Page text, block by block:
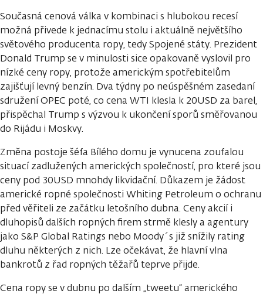
Současná cenová válka v kombinaci s hlubokou recesí
možná přivede k jednacímu stolu i aktuálně největšího
světového producenta ropy, tedy Spojené státy. Prezident
Donald Trump se v minulosti sice opakovaně vyslovil pro
nízké ceny ropy, protože americkým spotřebitelům
zajišťují levný benzín. Dva týdny po neúspěšném zasedaní
sdružení OPEC poté, co cena WTI klesla k 20USD za barel,
přispěchal Trump s výzvou k ukončení sporů směřovanou
do Rijádu i Moskvy.
Změna postoje šéfa Bílého domu je vynucena zoufalou
situací zadlužených amerických společností, pro které jsou
ceny pod 30USD mnohdy likvidační. Důkazem je žádost
americké ropné společnosti Whiting Petroleum o ochranu
před věřiteli ze začátku letošního dubna. Ceny akcií i
dluhopisů dalších ropných firem strmě klesly a agentury
jako S&P Global Ratings nebo Moody´s již snížily rating
dluhu některých z nich. Lze očekávat, že hlavní vlna
bankrotů z řad ropných těžařů teprve přijde.
Cena ropy se v dubnu po dalším „tweetu“ amerického